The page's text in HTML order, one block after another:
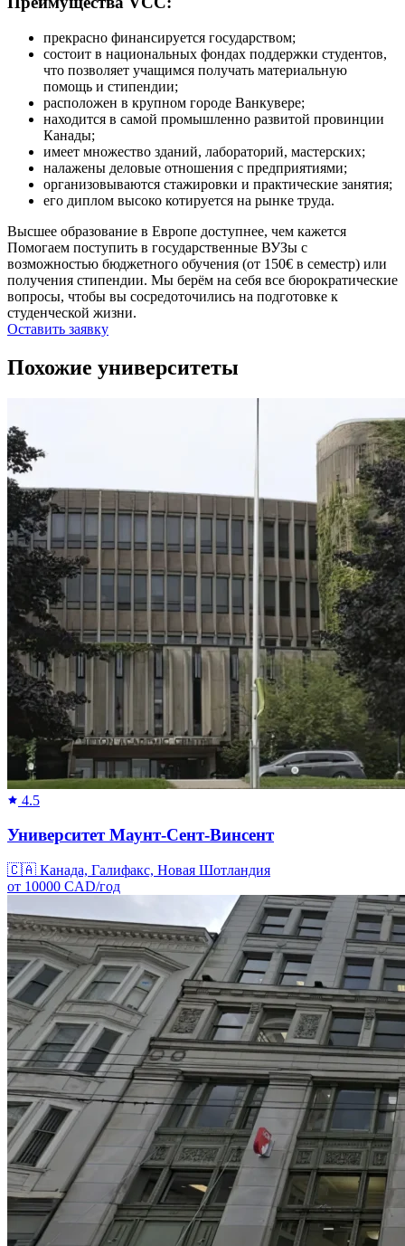
прекрасно финансируется государством;
состоит в национальных фондах поддержки студентов,
что позволяет учащимся получать материальную
помощь и стипендии;
расположен в крупном городе Ванкувере;
находится в самой промышленно развитой провинции
Канады;
имеет множество зданий, лабораторий, мастерских;
налажены деловые отношения с предприятиями;
организовываются стажировки и практические занятия;
его диплом высоко котируется на рынке труда.
Высшее образование в Европе доступнее, чем кажется
Помогаем поступить в государственные ВУЗы с
возможностью бюджетного обучения (от 150€ в семестр) или
получения стипендии. Мы берём на себя все бюрократические
вопросы, чтобы вы сосредоточились на подготовке к
студенческой жизни.
Оставить заявку
Похожие университеты
4.5
Университет Маунт-Сент-Винсент
🇨🇦 Канада, Галифакс, Новая Шотландия
от 10000 CAD/год